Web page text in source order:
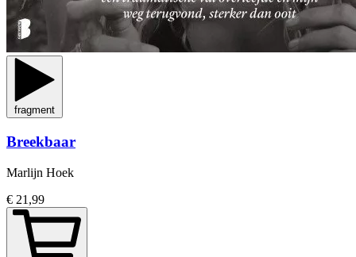
fragment
Breekbaar
Marlijn Hoek
€ 21,99